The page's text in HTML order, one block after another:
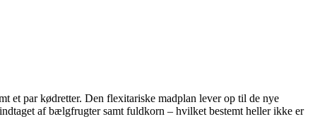
et par kødretter. Den flexitariske madplan lever op til de nye
af bælgfrugter samt fuldkorn – hvilket bestemt heller ikke er